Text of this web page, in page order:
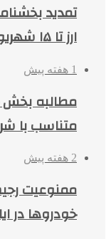
تمدید
ارز تا ۱۵ شهریور
1 هفته پیش
مطالبه بخش
متناسب با
2 هفته پیش
ممنوعیت
خودروها در